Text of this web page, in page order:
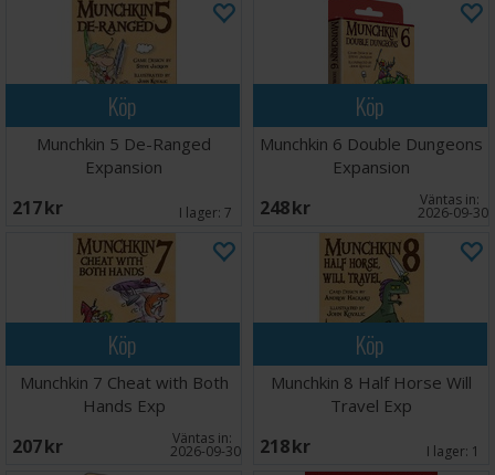
Köp
Munchkin 5 De-Ranged
Expansion
217 SEK I lager: 7
Köp
Munchkin 6 Double Dungeons
Expansion
248 SEK Väntas in:
2026-09-30
Köp
Munchkin 7 Cheat with Both
Hands Exp
207 SEK Väntas in:
2026-09-30
Köp
Munchkin 8 Half Horse Will
Travel Exp
218 SEK I lager: 1